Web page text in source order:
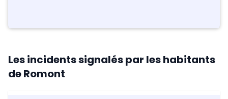
Les incidents signalés par les habitants
de Romont